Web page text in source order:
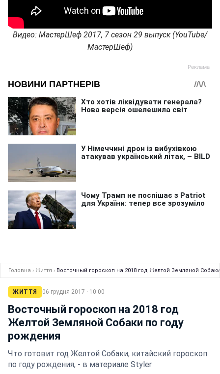
Видео: МастерШеф 2017, 7 сезон 29 выпуск (YouTube/
МастерШеф)
Головна › Життя › Восточный гороскоп на 2018 год Желтой Земляной
ЖИТТЯ 06 грудня 2017 · 10:00
Восточный гороскоп на 2018 год
Желтой Земляной Собаки по году
рождения
Что готовит год Желтой Собаки, китайский гороскоп
по году рождения, - в материале Styler